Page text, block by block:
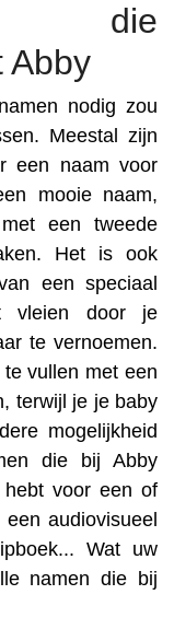
die
Abby
nodig zou
Meestal zijn
een naam voor
mooie naam,
een tweede
Het is ook
een speciaal
vleien door je
te vernoemen.
vullen met een
terwijl je je baby
mogelijkheid
die bij Abby
voor een of
audiovisueel
Wat uw
namen die bij